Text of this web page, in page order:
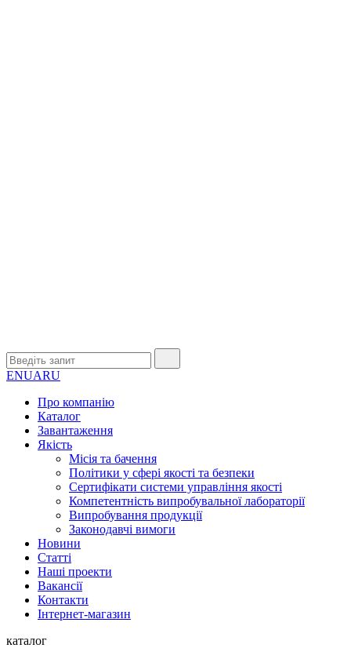
ENUARU
Про компанію
Каталог
Завантаження
Якість
Місія та бачення
Політики у сфері якості та безпеки
Сертифікати системи управління якості
Компетентність випробувальної лабораторії
Випробування продукції
Законодавчі вимоги
Новини
Статті
Наші проекти
Вакансії
Контакти
Інтернет-магазин
каталог